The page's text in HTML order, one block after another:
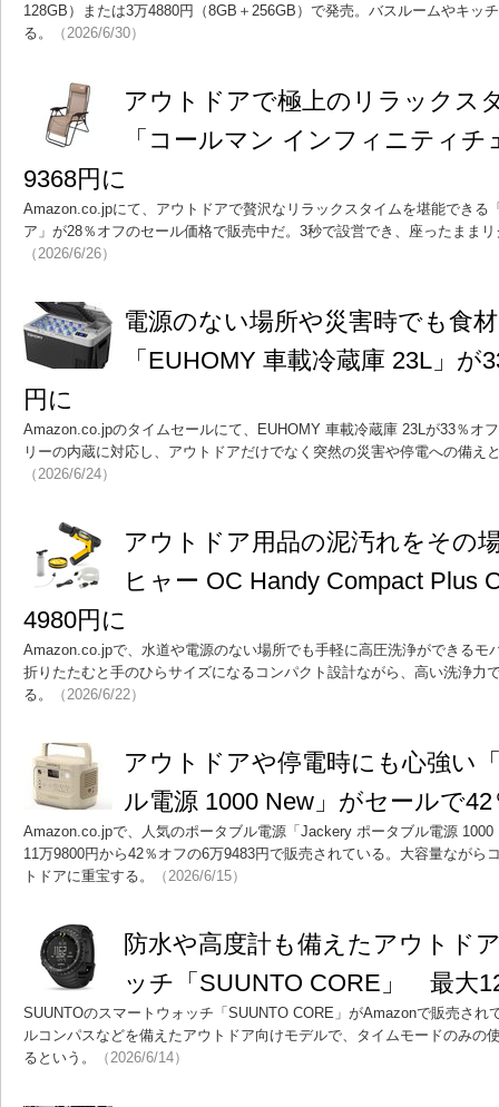
128GB）または3万4880円（8GB＋256GB）で発売。バスルームやキッ
る。
（2026/6/30）
アウトドアで極上のリラックス
「コールマン インフィニティ
9368円に
Amazon.co.jpにて、アウトドアで贅沢なリラックスタイムを堪能できる
ア」が28％オフのセール価格で販売中だ。3秒で設営でき、座ったまま
（2026/6/26）
電源のない場所や災害時でも食
「EUHOMY 車載冷蔵庫 23L」が
円に
Amazon.co.jpのタイムセールにて、EUHOMY 車載冷蔵庫 23Lが33％オ
リーの内蔵に対応し、アウトドアだけでなく突然の災害や停電への備え
（2026/6/24）
アウトドア用品の泥汚れをその
ヒャー OC Handy Compact Plus
4980円に
Amazon.co.jpで、水道や電源のない場所でも手軽に高圧洗浄ができるモ
折りたたむと手のひらサイズになるコンパクト設計ながら、高い洗浄力
る。
（2026/6/22）
アウトドアや停電時にも心強い
ル電源 1000 New」がセールで
Amazon.co.jpで、人気のポータブル電源「Jackery ポータブル電源
11万9800円から42％オフの6万9483円で販売されている。大容量ながら
トドアに重宝する。
（2026/6/15）
防水や高度計も備えたアウトド
ッチ「SUUNTO CORE」 最大
SUUNTOのスマートウォッチ「SUUNTO CORE」がAmazonで販売され
ルコンパスなどを備えたアウトドア向けモデルで、タイムモードのみの
るという。
（2026/6/14）